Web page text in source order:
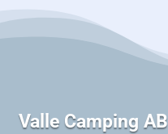
Valle Camping AB